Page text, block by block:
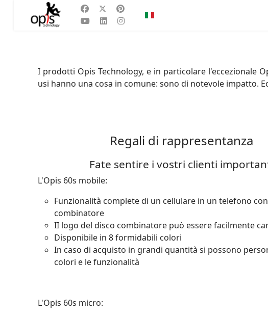
Seleziona la tua lingua
I prodotti Opis Technology, e in particolare l'eccezionale
usi hanno una cosa in comune: sono di notevole impatto.
Regali di rappresentanza
Fate sentire i vostri clienti
L'Opis 60s mobile:
Funzionalità complete di un cellulare in un telefono
combinatore
II logo del disco combinatore può essere facilmente
Disponibile in 8 formidabili colori
In caso di acquisto in grandi quantità si possono
colori e le funzionalità
L'Opis 60s micro: